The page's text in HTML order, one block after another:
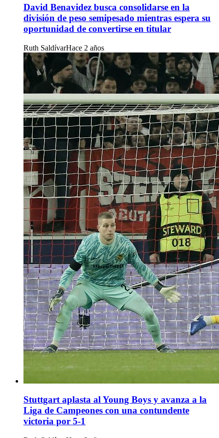
David Benavidez busca consolidarse en la
división de peso semipesado mientras espera su
oportunidad de convertirse en titular
Ruth SaldívarHace 2 años
Stuttgart aplasta al Young Boys y avanza a la
Liga de Campeones con una contundente
victoria por 5-1